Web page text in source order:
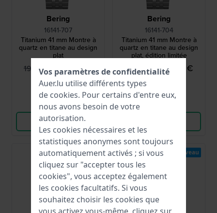
Bering
16141-707
Titanium 41 mm Montre à
quartz en titane au design
plat
199,00 € 179,00 €
● En stock
Comparer
Voir les produits
Bering
16141-704
Titanium 41 mm Montre à
quartz en titane au design
plat, édition limitée
199,00 € 179,00 €
● En stock
Nouveau
Vos paramètres de confidentialité
Auer.lu utilise différents types
de cookies. Pour certains d'entre eux,
nous avons besoin de votre
autorisation.
Les cookies nécessaires et les
statistiques anonymes sont toujours
automatiquement activés ; si vous
cliquez sur "accepter tous les
cookies", vous acceptez également
les cookies facultatifs. Si vous
souhaitez choisir les cookies que